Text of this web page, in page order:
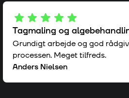
Tagmaling og
Grundigt arbejde og god
processen. Meget tilfreds.
Anders Nielsen